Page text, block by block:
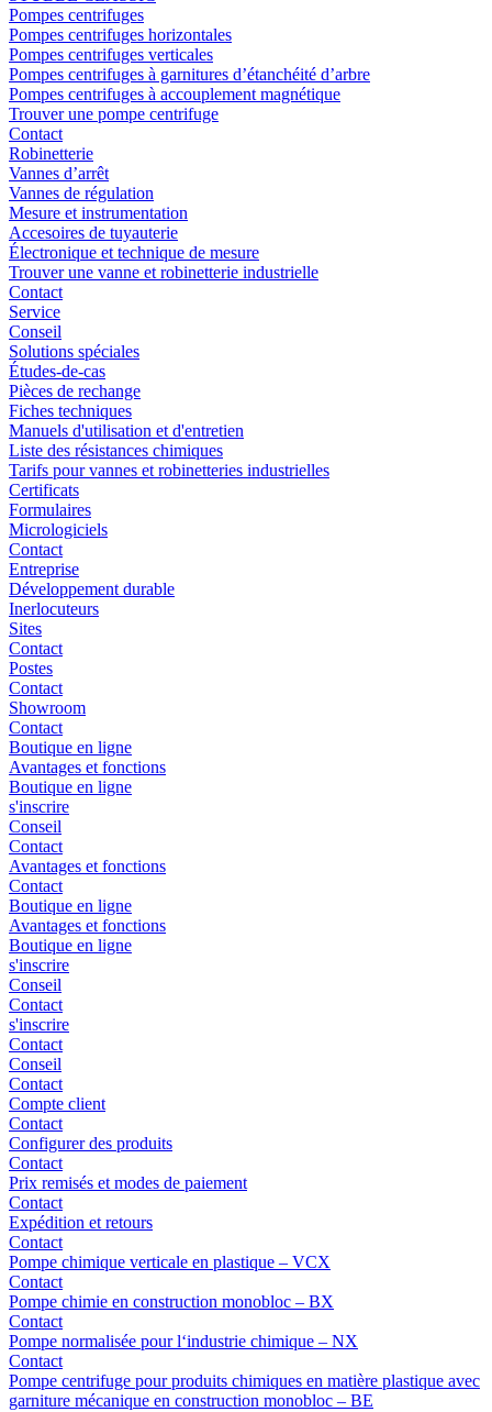
Pompes centrifuges
Pompes centrifuges horizontales
Pompes centrifuges verticales
Pompes centrifuges à garnitures d’étanchéité d’arbre
Pompes centrifuges à accouplement magnétique
Trouver une pompe centrifuge
Contact
Robinetterie
Vannes d’arrêt
Vannes de régulation
Mesure et instrumentation
Accesoires de tuyauterie
Électronique et technique de mesure
Trouver une vanne et robinetterie industrielle
Contact
Service
Conseil
Solutions spéciales
Études-de-cas
Pièces de rechange
Fiches techniques
Manuels d'utilisation et d'entretien
Liste des résistances chimiques
Tarifs pour vannes et robinetteries industrielles
Certificats
Formulaires
Micrologiciels
Contact
Entreprise
Développement durable
Inerlocuteurs
Sites
Contact
Postes
Contact
Showroom
Contact
Boutique en ligne
Avantages et fonctions
Boutique en ligne
s'inscrire
Conseil
Contact
Avantages et fonctions
Contact
Boutique en ligne
Avantages et fonctions
Boutique en ligne
s'inscrire
Conseil
Contact
s'inscrire
Contact
Conseil
Contact
Compte client
Contact
Configurer des produits
Contact
Prix remisés et modes de paiement
Contact
Expédition et retours
Contact
Pompe chimique verticale en plastique – VCX
Contact
Pompe chimie en construction monobloc – BX
Contact
Pompe normalisée pour l‘industrie chimique – NX
Contact
Pompe centrifuge pour produits chimiques en matière plastique avec
garniture mécanique en construction monobloc – BE